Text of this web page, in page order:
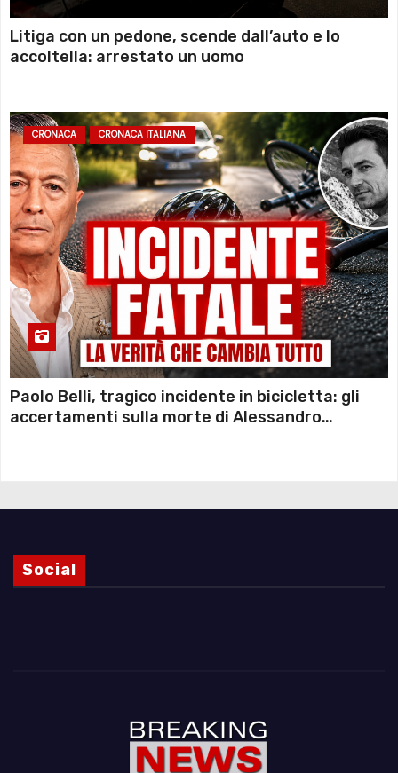
Litiga con un pedone, scende dall’auto e lo
accoltella: arrestato un uomo
CRONACA CRONACA ITALIANA
Paolo Belli, tragico incidente in bicicletta: gli
accertamenti sulla morte di Alessandro
Social